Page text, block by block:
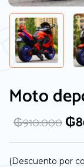
Moto
₲910.000₲
(Descuento por